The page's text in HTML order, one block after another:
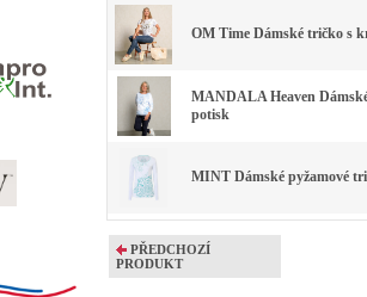
OM Time Dámské tričko s
MANDALA Heaven
potisk
MINT Dámské pyžamové
PŘEDCHOZÍ
PRODUKT